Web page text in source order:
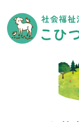
お